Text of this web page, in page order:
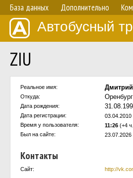
База данных Дополнительно
Автобусный
ZIU
Реальное имя: Дмитрий
Откуда: Оренбург
Дата рождения:
Дата регистрации:
03.04.2010
Время у пользователя:
11:26 (+4
Был на сайте:
23.07.2026
Контакты
Сайт: http://